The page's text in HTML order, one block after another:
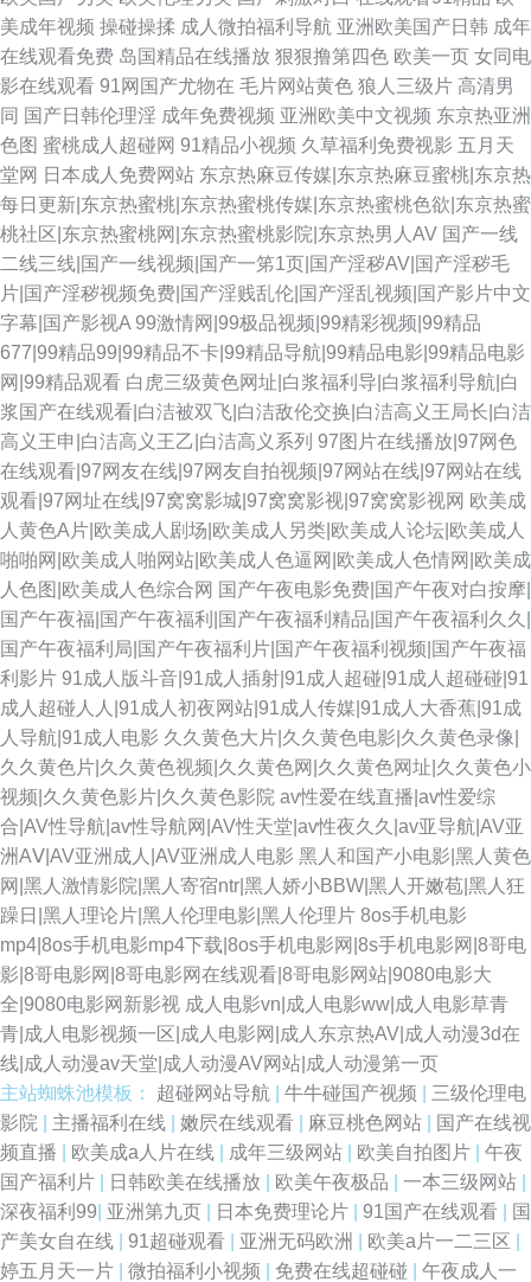
美成年视频 操碰操揉 成人微拍福利导航 亚洲欧美国产日韩 成年
在线观看免费 岛国精品在线播放 狠狠撸第四色 欧美一页 女同电
影在线观看 91网国产尤物在 毛片网站黄色 狼人三级片 高清男
同 国产日韩伦理淫 成年免费视频 亚洲欧美中文视频 东京热亚洲
色图 蜜桃成人超碰网 91精品小视频 久草福利免费视影 五月天
堂网 日本成人免费网站 东京热麻豆传媒|东京热麻豆蜜桃|东京热
每日更新|东京热蜜桃|东京热蜜桃传媒|东京热蜜桃色欲|东京热蜜
桃社区|东京热蜜桃网|东京热蜜桃影院|东京热男人AV 国产一线
二线三线|国产一线视频|国产一笫1页|国产淫秽AV|国产淫秽毛
片|国产淫秽视频免费|国产淫贱乱伦|国产淫乱视频|国产影片中文
字幕|国产影视A 99激情网|99极品视频|99精彩视频|99精品
677|99精品99|99精品不卡|99精品导航|99精品电影|99精品电影
网|99精品观看 白虎三级黄色网址|白浆福利导|白浆福利导航|白
浆国产在线观看|白洁被双飞|白洁敌伦交换|白洁高义王局长|白洁
高义王申|白洁高义王乙|白洁高义系列 97图片在线播放|97网色
在线观看|97网友在线|97网友自拍视频|97网站在线|97网站在线
观看|97网址在线|97窝窝影城|97窝窝影视|97窝窝影视网 欧美成
人黄色A片|欧美成人剧场|欧美成人另类|欧美成人论坛|欧美成人
啪啪网|欧美成人啪网站|欧美成人色逼网|欧美成人色情网|欧美成
人色图|欧美成人色综合网 国产午夜电影免费|国产午夜对白按摩|
国产午夜福|国产午夜福利|国产午夜福利精品|国产午夜福利久久|
国产午夜福利局|国产午夜福利片|国产午夜福利视频|国产午夜福
利影片 91成人版斗音|91成人插射|91成人超碰|91成人超碰碰|91
成人超碰人人|91成人初夜网站|91成人传媒|91成人大香蕉|91成
人导航|91成人电影 久久黄色大片|久久黄色电影|久久黄色录像|
久久黄色片|久久黄色视频|久久黄色网|久久黄色网址|久久黄色小
视频|久久黄色影片|久久黄色影院 av性爱在线直播|av性爱综
合|AV性导航|av性导航网|AV性天堂|av性夜久久|av亚导航|AV亚
洲AⅤ|AV亚洲成人|AV亚洲成人电影 黑人和国产小电影|黑人黄色
网|黑人激情影院|黑人寄宿ntr|黑人娇小BBW|黑人开嫩苞|黑人狂
躁日|黑人理论片|黑人伦理电影|黑人伦理片 8os手机电影
mp4|8os手机电影mp4下载|8os手机电影网|8s手机电影网|8哥电
影|8哥电影网|8哥电影网在线观看|8哥电影网站|9080电影大
全|9080电影网新影视 成人电影vn|成人电影ww|成人电影草青
青|成人电影视频一区|成人电影网|成人东京热AV|成人动漫3d在
线|成人动漫av天堂|成人动漫AV网站|成人动漫第一页
主站蜘蛛池模板： 超碰网站导航 牛牛碰国产视频
三级伦理电
影院
主播福利在线 嫩屄在线观看 麻豆桃色网站
国产在线视
频直播
欧美成a人片在线 成年三级网站 欧美自拍图片
午夜
国产福利片
日韩欧美在线播放 欧美午夜极品 一本三级网站
深夜福利99 亚洲第九页 日本免费理论片 91国产在线观看
国
产美女自在线
91超碰观看 亚洲无码欧洲 欧美a片一二三区
婷五月天一片
微拍福利小视频 免费在线超碰碰
午夜成人一